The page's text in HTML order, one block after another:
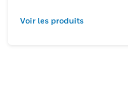
Voir les produits